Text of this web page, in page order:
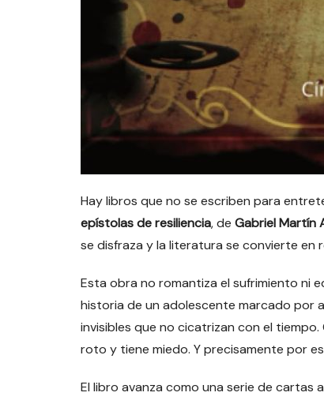
Hay libros que no se escriben para
epístolas de resiliencia, de Gabriel Martín
se disfraza y la literatura se convierte en
Esta obra no romantiza el sufrimiento ni
historia de un adolescente marcado por
invisibles que no cicatrizan con el
roto y tiene miedo. Y precisamente por
El libro avanza como una serie de cartas